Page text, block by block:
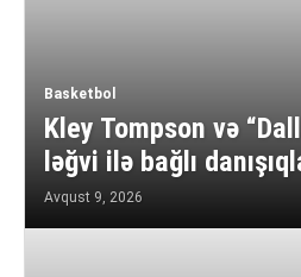
Basketbol
Kley Tompson və
ləğvi ilə bağlı
Avqust 9, 2026